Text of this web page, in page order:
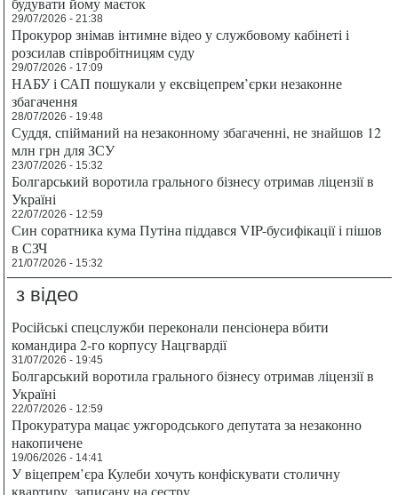
29/07/2026 - 21:38
Прокурор знімав інтимне відео у службовому кабінеті і
розсилав співробітницям суду
29/07/2026 - 17:09
НАБУ і САП пошукали у ексвіцепрем’єрки незаконне
збагачення
28/07/2026 - 19:48
Суддя, спійманий на незаконному збагаченні, не знайшов 12
млн грн для ЗСУ
23/07/2026 - 15:32
Болгарський воротила грального бізнесу отримав ліцензії в
Україні
22/07/2026 - 12:59
Син соратника кума Путіна піддався VIP-бусифікації і пішов
в СЗЧ
21/07/2026 - 15:32
з відео
Російські спецслужби переконали пенсіонера вбити
командира 2-го корпусу Нацгвардії
31/07/2026 - 19:45
Болгарський воротила грального бізнесу отримав ліцензії в
Україні
22/07/2026 - 12:59
Прокуратура мацає ужгородського депутата за незаконно
накопичене
19/06/2026 - 14:41
У віцепрем’єра Кулеби хочуть конфіскувати столичну
квартиру, записану на сестру